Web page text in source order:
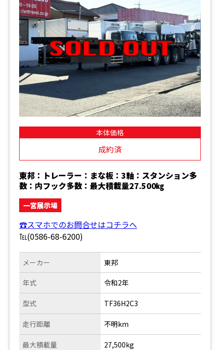
本体価格
成約済
東邦：トレーラー：まな板：3軸：スタンション多
数：内フック多数：最大積載量27.500㎏
一宮展示場
☎スマホでのお問合せはコチラへ
℡(0586-68-6200)
メーカー
年式
型式
走行距離
東邦
令和2年
TF36H2C3
不明km
最大積載量 27,500kg